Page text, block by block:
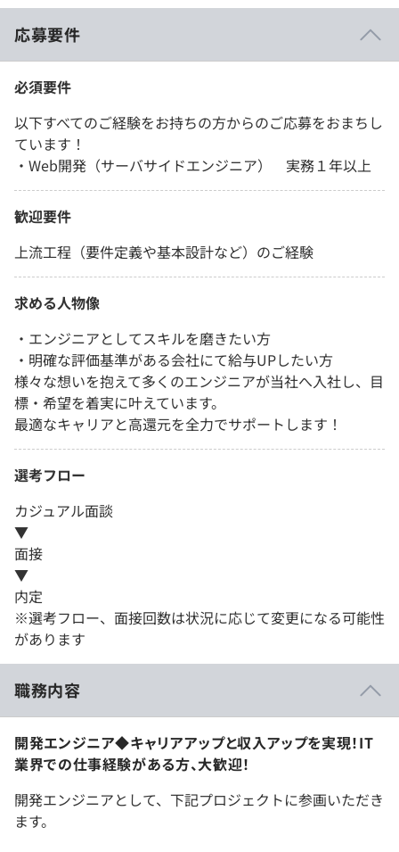
応募要件
必須要件
以下すべてのご経験をお持ちの方からのご応募をおまちし
ています！
・Web開発（サーバサイドエンジニア） 実務１年以上
歓迎要件
上流工程（要件定義や基本設計など）のご経験
求める人物像
・エンジニアとしてスキルを磨きたい方
・明確な評価基準がある会社にて給与UPしたい方
様々な想いを抱えて多くのエンジニアが当社へ入社し、目
標・希望を着実に叶えています。
最適なキャリアと高還元を全力でサポートします！
選考フロー
カジュアル面談
▼
面接
▼
内定
※選考フロー、面接回数は状況に応じて変更になる可能性
があります
職務内容
開発エンジニア◆キャリアアップと収入アップを実現！IT
業界での仕事経験がある方、大歓迎！
開発エンジニアとして、下記プロジェクトに参画いただき
ます。